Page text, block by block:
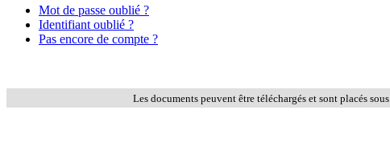
Mot de passe oublié ?
Identifiant oublié ?
Pas encore de compte ?
Les documents peuvent être téléchargés et sont placés sous